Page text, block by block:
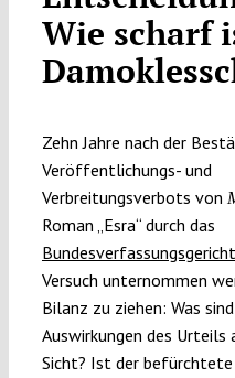
Wie scharf
Zehn Jahre nach der
Veröffentlichungs- und
Verbreitungsverbots von
Roman „Esra“ durch das
Bundesverfassungsgericht
Versuch unternommen
Bilanz zu ziehen: Was
Auswirkungen des Urteils
Sicht? Ist der befürchtete